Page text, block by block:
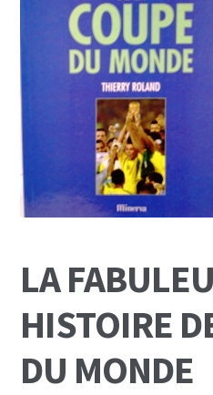
Conditions Générales de
Mentions Légales
Mon Compte
LA
HISTOIRE
DU MONDE